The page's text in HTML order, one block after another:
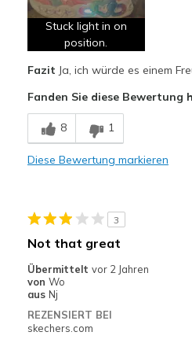
Comfortable
Geeignete Verwendung
Casual Wear
Width
Sizing
Feels true to
Stuck light in on
position.
Fazit Ja, ich würde es einem
Fanden Sie diese Bewertung
8 1
Diese Bewertung markieren
3
Not that great
Übermittelt vor 2 Jahren
von Wo
aus Nj
REZENSIERT BEI
skechers.com